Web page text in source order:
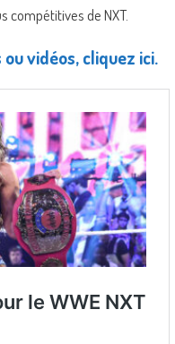
compétitives de NXT.
vidéos, cliquez ici.